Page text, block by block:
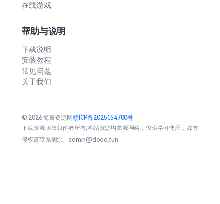
在线游戏
帮助与说明
下载说明
安装教程
常见问题
关于我们
© 2026 海量资源网赣ICP备2025054700号
下载资源版权归作者所有,本站资源均来源网络，仅供学习使用，如有
侵权请联系删除。admin@dooo.fun